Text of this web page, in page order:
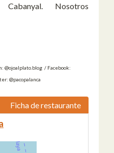
Nosotros
@ojoalplato.blog / Facebook:
@pacopalanca
Ficha de restaurante